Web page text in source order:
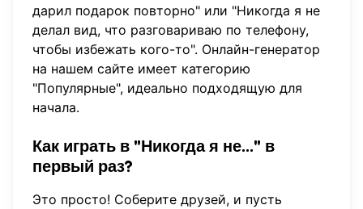
дарил подарок повторно" или "Никогда я не
делал вид, что разговариваю по телефону,
чтобы избежать кого-то". Онлайн-генератор
на нашем сайте имеет категорию
"Популярные", идеально подходящую для
начала.
Как играть в "Никогда я не..." в
первый раз?
Это просто! Соберите друзей, и пусть